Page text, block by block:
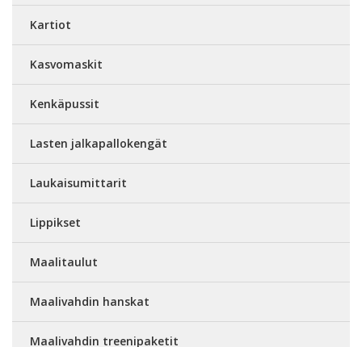
Kartiot
Kasvomaskit
Kenkäpussit
Lasten jalkapallokengät
Laukaisumittarit
Lippikset
Maalitaulut
Maalivahdin hanskat
Maalivahdin treenipaketit